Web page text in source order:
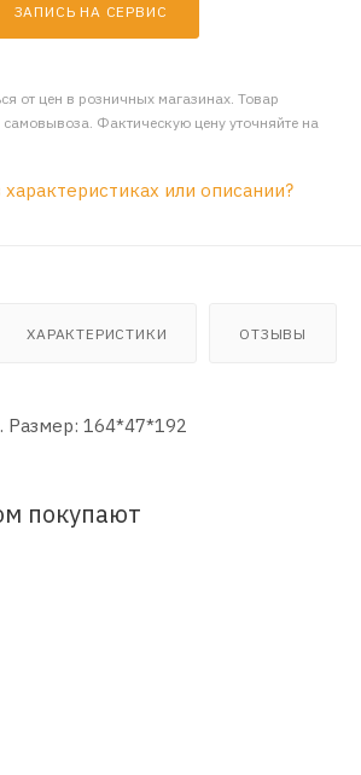
ЗАПИСЬ НА СЕРВИС
от цен в розничных магазинах. Товар
самовывоза. Фактическую цену уточняйте на
или описании?
ХАРАКТЕРИСТИКИ ОТЗЫВЫ
Размер: 164*47*192
покупают